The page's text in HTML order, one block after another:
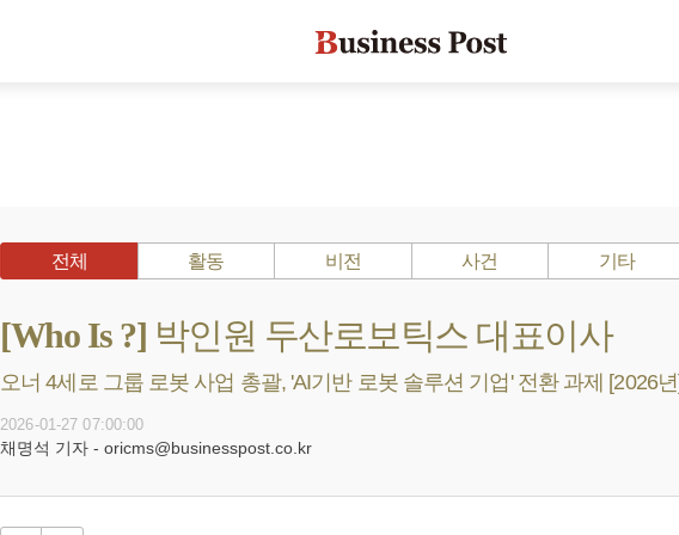
전체 활동 비전 사건 기타
[Who Is ?] 박인원 두산로보틱스 대표이사
오너 4세로 그룹 로봇 사업 총괄, 'AI기반 로봇 솔루션 기업' 전환 과제 [2026
2026-01-27 07:00:00
채명석 기자 - oricms@businesspost.co.kr